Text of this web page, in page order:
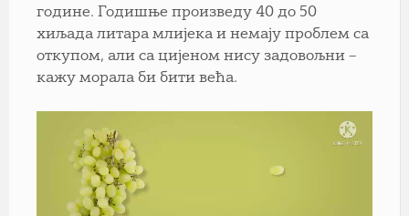
године. Годишње произведу 40 до 50
хиљада литара млијека и немају проблем са
откупом, али са цијеном нису задовољни –
кажу морала би бити већа.